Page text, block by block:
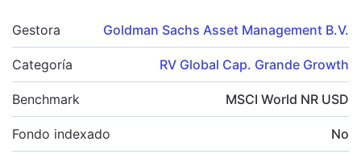
Gestora Goldman Sachs Asset Management B.V.
Categoría RV Global Cap. Grande Growth
Benchmark MSCI World NR USD
Fondo indexado No